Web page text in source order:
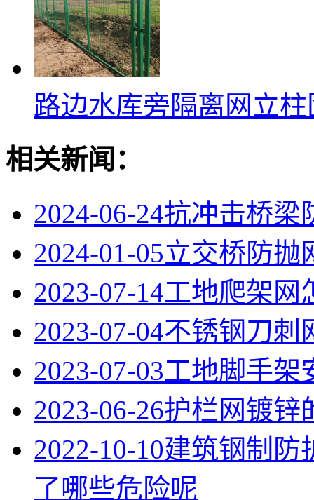
路边水库旁隔离网立
相关新闻：
2024-06-24抗冲击桥梁
2024-01-05立交桥防抛
2023-07-14工地爬架网
2023-07-04不锈钢刀刺
2023-07-03工地脚手架
2023-06-26护栏网镀锌
2022-10-10建筑钢制防
了哪些危险呢